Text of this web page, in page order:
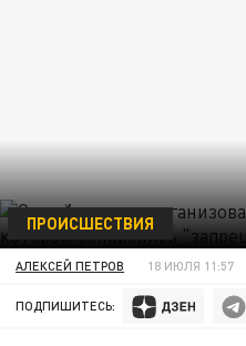
ПРОИСШЕСТВИЯ
АЛЕКСЕЙ ПЕТРОВ 18 ИЮЛЯ 11:57
ПОДПИШИТЕСЬ: